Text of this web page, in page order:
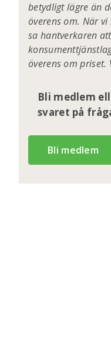
betydligt lägre än
överens om. När
sa hantverkaren
överens om priset.
Bli medlem
svaret på
Bli medlem